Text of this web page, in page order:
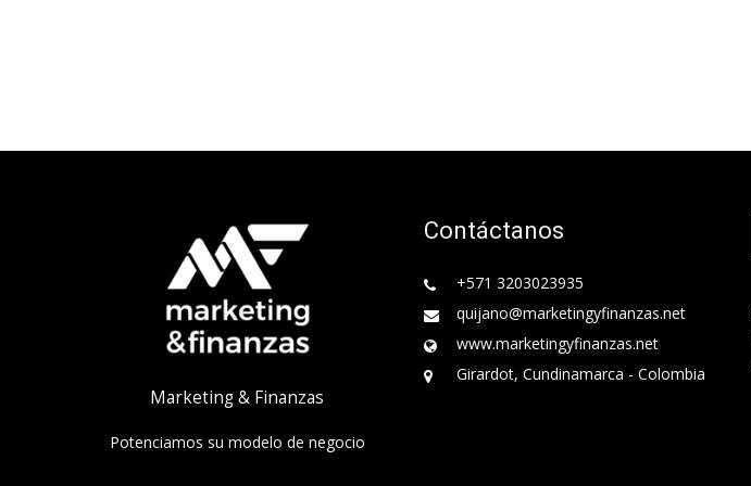
Marketing & Finanzas
Potenciamos su modelo de negocio
Contáctanos
+571 3203023935
quijano@marketingyfinanzas.net
www.marketingyfinanzas.net
Girardot, Cundinamarca - Colombia